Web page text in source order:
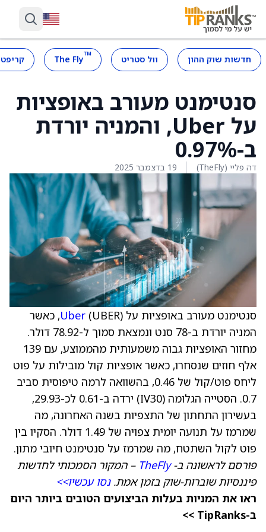
חדשות שוק ההון וול סטריט ™
The Fly
סנטימנט מעורב באופציות
על Uber, והמניה יורדת
ב-0.97%
דה פליי (TheFly) 19 בדצמבר 2025
סנטימנט מעורב באופציות על Uber(UBER), כאשר
המניה יורדת ב-78 סנט ונמצאת סמוך ל-78.92 דולר.
מחזור האופציות גבוה משמעותית מהממוצע, עם 139
אלף חוזים שנסחרו, כאשר אופציות קול מובילות על פוט
ליחס פוט/קול של 0.46, בהשוואה לרמה טיפוסית סביב
0.7. הסטייה הגלומה (IV30) ירדה ב-0.61 לכ-29.93,
בעשירון התחתון של התצפיות בשנה האחרונה, מה
שמרמז על תנועה יומית צפויה של 1.49 דולר. הסקיו בין
פוט לקול השתטח, מה שמרמז על סנטימנט חיובי מתון.
פורסם לראשונה ב-TheFly – המקור הסמכותי לחדשות
פיננסיות שוברות-שוק בזמן אמת.נסו עכשיו>>
ראו את המניות בעלות הביצועים הטובים ביותר היום
ב-TipRanks >>